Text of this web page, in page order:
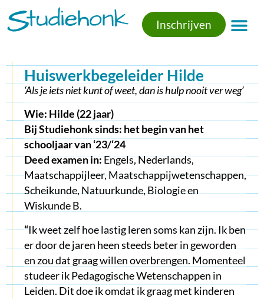
Inschrijven
Huiswerkbegeleider Hilde
‘Als je iets niet kunt of weet, dan is hulp nooit ver weg’
Wie: Hilde (22 jaar)
Bij Studiehonk sinds: het begin van het
schooljaar van ‘23/‘24
Deed examen in:Engels, Nederlands,
Maatschappijleer, Maatschappijwetenschappen,
Scheikunde, Natuurkunde, Biologie en
Wiskunde B.
“Ik weet zelf hoe lastig leren soms kan zijn. Ik ben
er door de jaren heen steeds beter in geworden
en zou dat graag willen overbrengen. Momenteel
studeer ik Pedagogische Wetenschappen in
Leiden. Dit doe ik omdat ik graag met kinderen